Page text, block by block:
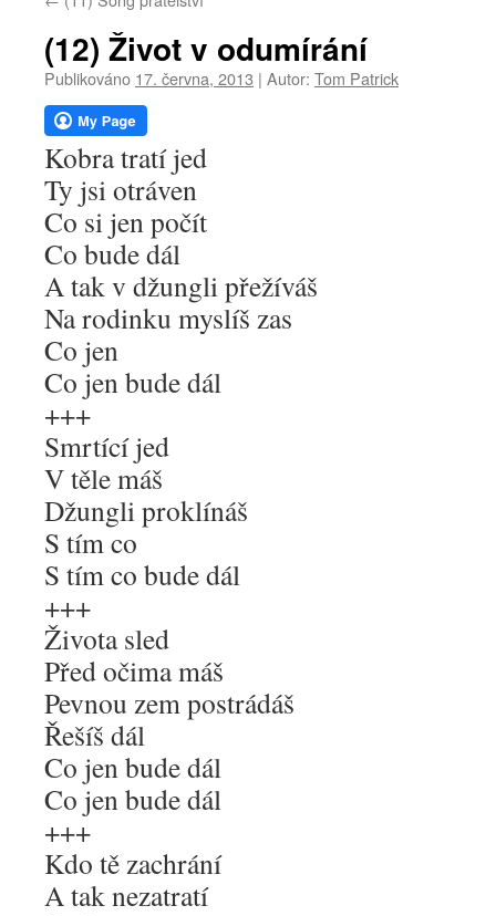
webu
(12) Život v odumírání
Publikováno 17. června, 2013 | Autor: Tom Patrick
Kobra tratí jed
Ty jsi otráven
Co si jen počít
Co bude dál
A tak v džungli přežíváš
Na rodinku myslíš zas
Co jen
Co jen bude dál
+++
Smrtící jed
V těle máš
Džungli proklínáš
S tím co
S tím co bude dál
+++
Života sled
Před očima máš
Pevnou zem postrádáš
Řešíš dál
Co jen bude dál
Co jen bude dál
+++
Kdo tě zachrání
A tak nezatratí